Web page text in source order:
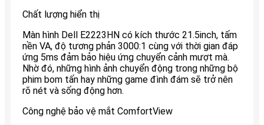
Chất lượng hiển thị
Màn hình Dell E2223HN có kích thước 21.5inch, tấm
nền VA, độ tương phản 3000:1 cùng với thời gian đáp
ứng 5ms đảm bảo hiệu ứng chuyển cảnh mượt mà.
Nhờ đó, những hình ảnh chuyển động trong những bộ
phim bom tấn hay những game đình đám sẽ trở nên
rõ nét và sống động hơn.
Công nghệ bảo vệ mắt ComfortView